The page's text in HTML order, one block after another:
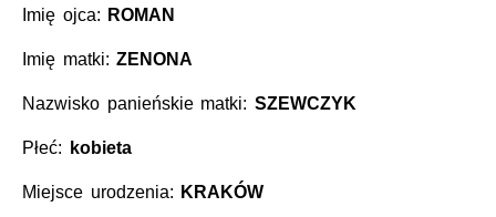
Imię ojca: ROMAN
Imię matki:ZENONA
Nazwisko panieńskie matki: SZEWCZYK
Płeć: kobieta
Miejsce urodzenia: KRAKÓW